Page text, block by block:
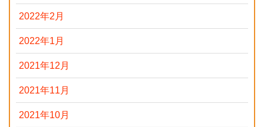
2022年2月
2022年1月
2021年12月
2021年11月
2021年10月